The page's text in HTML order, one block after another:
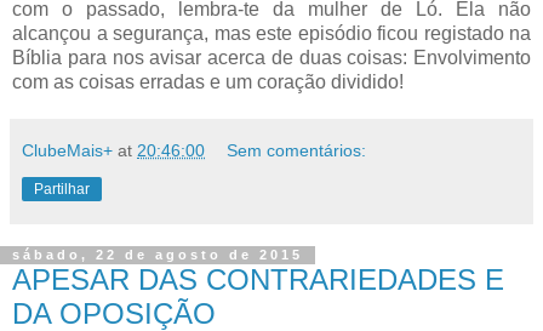
com o passado, lembra-te da mulher de Ló. Ela não
alcançou a segurança, mas este episódio ficou registado na
Bíblia para nos avisar acerca de duas coisas: Envolvimento
com as coisas erradas e um coração dividido!
ClubeMais+ at 20:46:00 Sem comentários:
Partilhar
sábado, 22 de agosto de 2015
APESAR DAS CONTRARIEDADES E
DA OPOSIÇÃO